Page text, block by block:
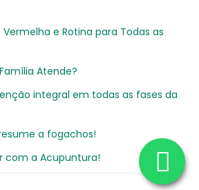
Vermelha e Rotina para Todas as
Atende?
integral em todas as fases da
a fogachos!
com a Acupuntura!